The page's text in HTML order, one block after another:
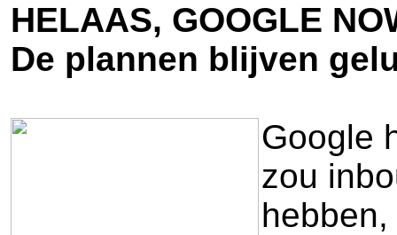
HELAAS, GOOGLE
De plannen blijven
Google
zou